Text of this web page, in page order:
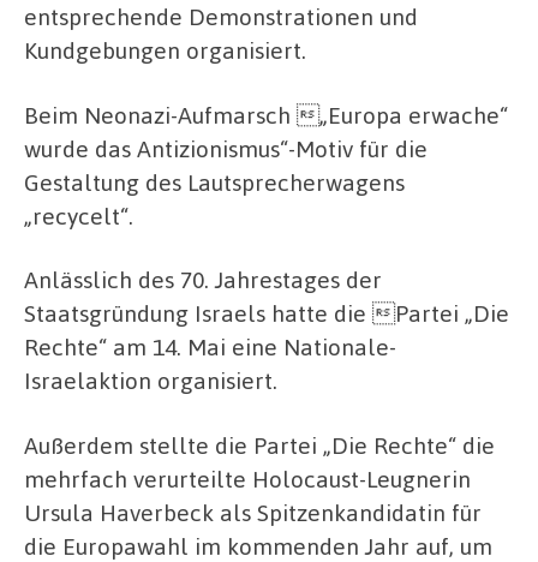
entsprechende Demonstrationen und
Kundgebungen organisiert.
Beim Neonazi-Aufmarsch „Europa erwache“
wurde das Antizionismus“-Motiv für die
Gestaltung des Lautsprecherwagens
„recycelt“.
Anlässlich des 70. Jahrestages der
Staatsgründung Israels hatte die Partei „Die
Rechte“ am 14. Mai eine Nationale-
Israelaktion organisiert.
Außerdem stellte die Partei „Die Rechte“ die
mehrfach verurteilte Holocaust-Leugnerin
Ursula Haverbeck als Spitzenkandidatin für
die Europawahl im kommenden Jahr auf, um